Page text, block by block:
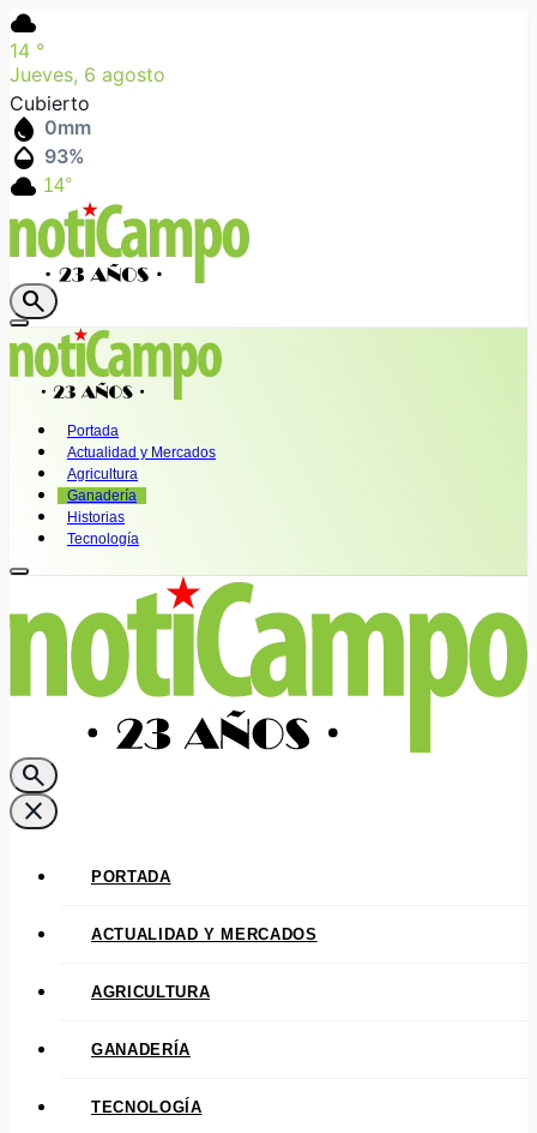
cloud
14 °
Jueves, 6 agosto
Cubierto
water_drop 0mm
humidity_mid 93%
cloud 14°
search
Portada
Actualidad y Mercados
Agricultura
Ganadería
Historias
Tecnología
search
close
PORTADA
ACTUALIDAD Y MERCADOS
AGRICULTURA
GANADERÍA
TECNOLOGÍA